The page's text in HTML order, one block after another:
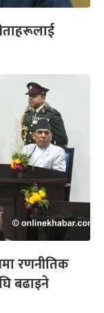
रणनीतिक
बढाइने